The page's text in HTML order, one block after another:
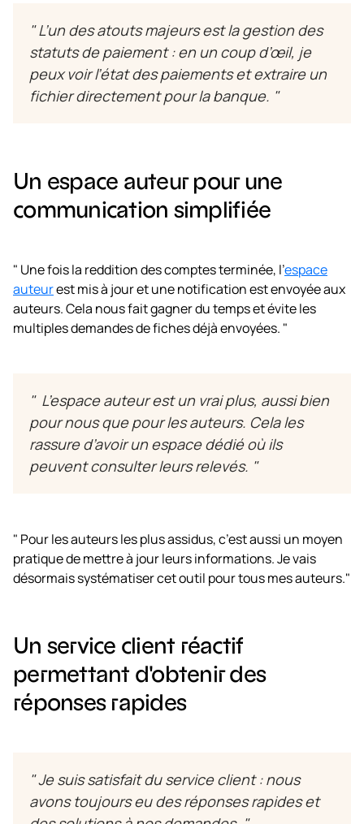
" L’un des atouts majeurs est la gestion des
statuts de paiement : en un coup d’œil, je
peux voir l’état des paiements et extraire un
fichier directement pour la banque. "
Un espace auteur pour une
communication simplifiée
" Une fois la reddition des comptes terminée, l’espace
auteurest mis à jour et une notification est envoyée aux
auteurs. Cela nous fait gagner du temps et évite les
multiples demandes de fiches déjà envoyées. "
" L’espace auteur est un vrai plus, aussi bien
pour nous que pour les auteurs. Cela les
rassure d’avoir un espace dédié où ils
peuvent consulter leurs relevés. "
" Pour les auteurs les plus assidus, c’est aussi un moyen
pratique de mettre à jour leurs informations. Je vais
désormais systématiser cet outil pour tous mes auteurs."
Un service client réactif
permettant d'obtenir des
réponses rapides
" Je suis satisfait du service client : nous
avons toujours eu des réponses rapides et